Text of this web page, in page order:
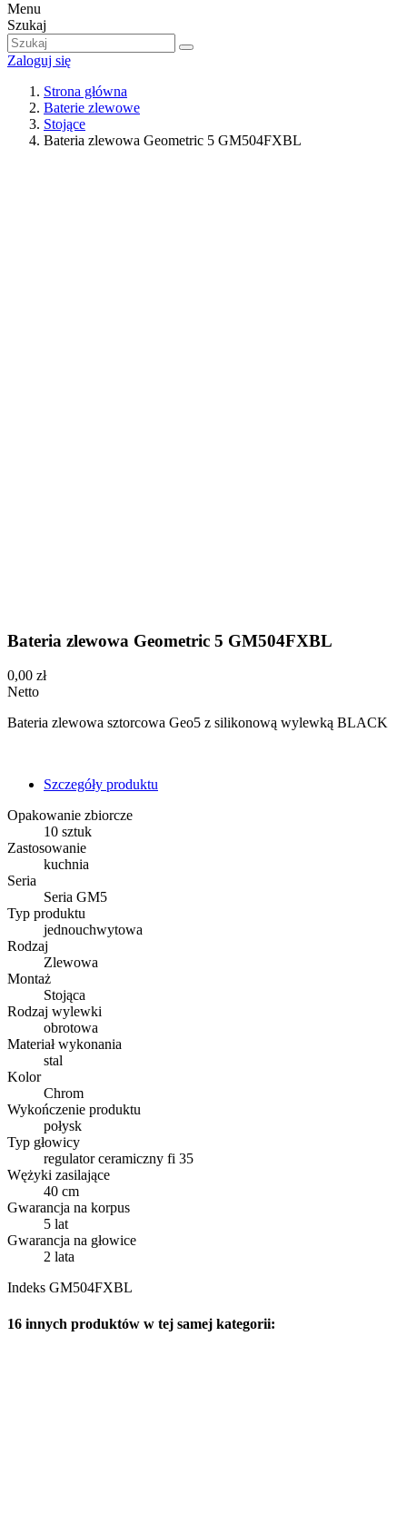
Menu
Szukaj
Zaloguj się
Strona główna
Baterie zlewowe
Stojące
Bateria zlewowa Geometric 5 GM504FXBL
Bateria zlewowa Geometric 5 GM504FXBL
0,00 zł
Netto
Bateria zlewowa sztorcowa Geo5 z silikonową wylewką BLACK
Szczegóły produktu
Opakowanie zbiorcze
10 sztuk
Zastosowanie
kuchnia
Seria
Seria GM5
Typ produktu
jednouchwytowa
Rodzaj
Zlewowa
Montaż
Stojąca
Rodzaj wylewki
obrotowa
Materiał wykonania
stal
Kolor
Chrom
Wykończenie produktu
połysk
Typ głowicy
regulator ceramiczny fi 35
Wężyki zasilające
40 cm
Gwarancja na korpus
5 lat
Gwarancja na głowice
2 lata
Indeks GM504FXBL
16 innych produktów w tej samej kategorii: